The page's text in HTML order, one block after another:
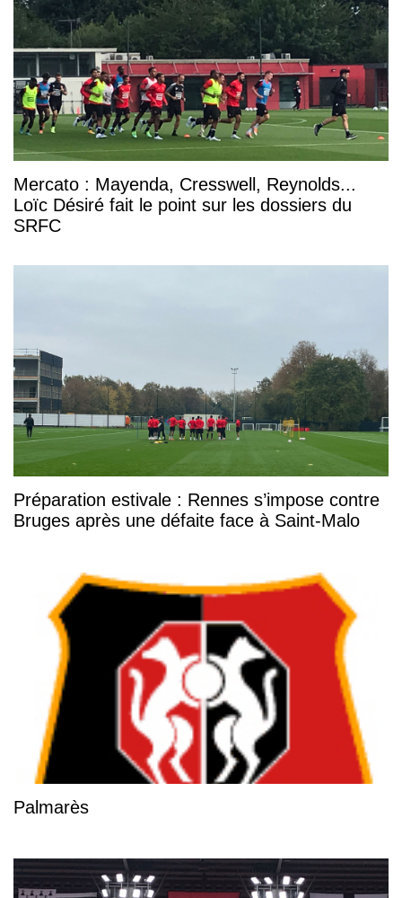
Mercato : Mayenda, Cresswell, Reynolds...
Loïc Désiré fait le point sur les dossiers du
SRFC
Préparation estivale : Rennes s’impose contre
Bruges après une défaite face à Saint-Malo
Palmarès